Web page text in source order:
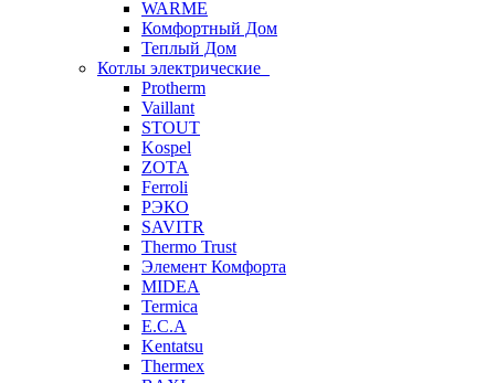
WARME
Комфортный Дом
Теплый Дом
Котлы электрические
Protherm
Vaillant
STOUT
Kospel
ZOTA
Ferroli
РЭКО
SAVITR
Thermo Trust
Элемент Комфорта
MIDEA
Termica
E.C.A
Kentatsu
Thermex